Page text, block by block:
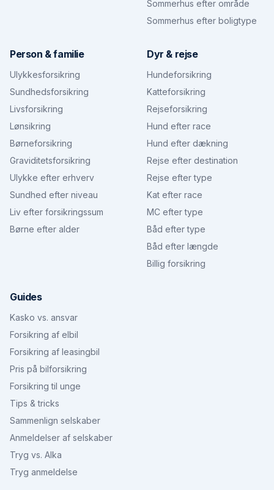
Sommerhus efter område
Sommerhus efter boligtype
Person & familie
Ulykkesforsikring
Sundhedsforsikring
Livsforsikring
Lønsikring
Børneforsikring
Graviditetsforsikring
Ulykke efter erhverv
Sundhed efter niveau
Liv efter forsikringssum
Børne efter alder
Dyr & rejse
Hundeforsikring
Katteforsikring
Rejseforsikring
Hund efter race
Hund efter dækning
Rejse efter destination
Rejse efter type
Kat efter race
MC efter type
Båd efter type
Båd efter længde
Billig forsikring
Guides
Kasko vs. ansvar
Forsikring af elbil
Forsikring af leasingbil
Pris på bilforsikring
Forsikring til unge
Tips & tricks
Sammenlign selskaber
Anmeldelser af selskaber
Tryg vs. Alka
Tryg anmeldelse